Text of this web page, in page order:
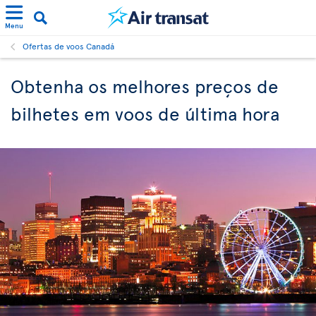
Menu
Ofertas de voos Canadá
Obtenha os melhores preços de
bilhetes em voos de última hora